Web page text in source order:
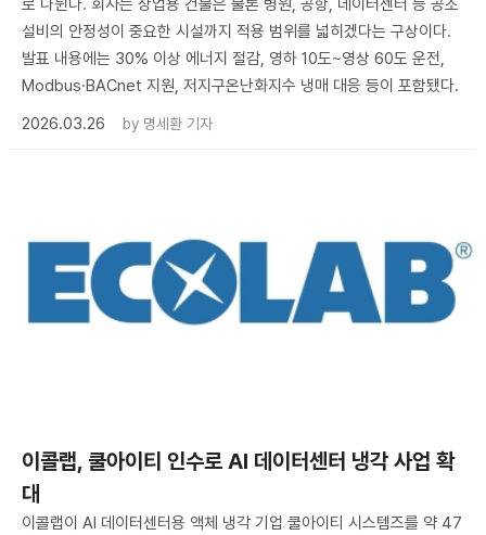
로 나뉜다. 회사는 상업용 건물은 물론 병원, 공항, 데이터센터 등 공조
설비의 안정성이 중요한 시설까지 적용 범위를 넓히겠다는 구상이다.
발표 내용에는 30% 이상 에너지 절감, 영하 10도~영상 60도 운전,
Modbus·BACnet 지원, 저지구온난화지수 냉매 대응 등이 포함됐다.
2026.03.26
by 명세환 기자
이콜랩, 쿨아이티 인수로 AI 데이터센터 냉각 사업 확
대
이콜랩이 AI 데이터센터용 액체 냉각 기업 쿨아이티 시스템즈를 약 47